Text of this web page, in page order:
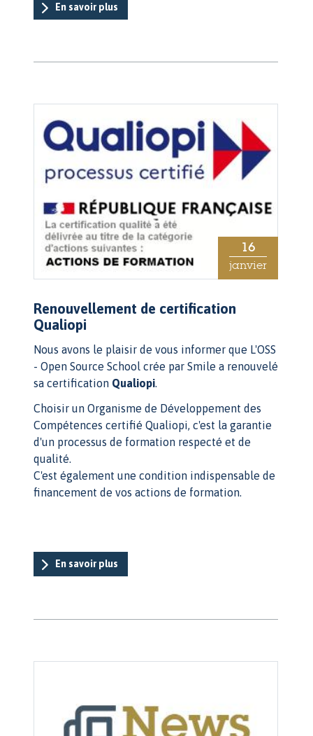
En savoir plus
16
janvier
Renouvellement de certification
Qualiopi
Nous avons le plaisir de vous informer que L'OSS
- Open Source School crée par Smile a renouvelé
sa certification Qualiopi.
Choisir un Organisme de Développement des
Compétences certifié Qualiopi, c'est la garantie
d'un processus de formation respecté et de
qualité.
C'est également une condition indispensable de
financement de vos actions de formation.
En savoir plus